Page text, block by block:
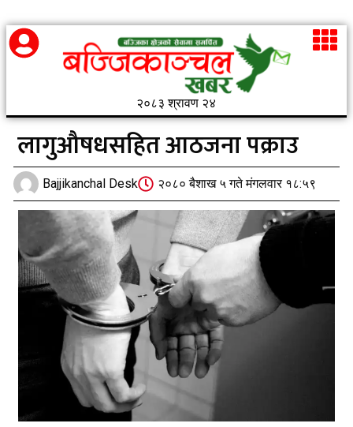
२०८३ श्रावण २४
लागुऔषधसहित आठजना पक्राउ
Bajjikanchal Desk २०८० बैशाख ५ गते मंगलवार १८:५९